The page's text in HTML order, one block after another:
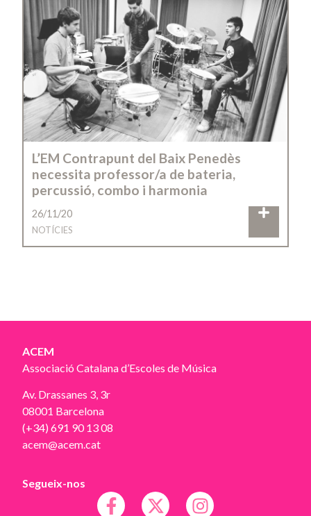
L’EM Contrapunt del Baix Penedès
necessita professor/a de bateria,
percussió, combo i harmonia
26/11/20
NOTÍCIES
ACEM
Associació Catalana d’Escoles de Música
Av. Drassanes 3, 3r
08001 Barcelona
(+34) 691 90 13 08
acem@acem.cat
Segueix-nos